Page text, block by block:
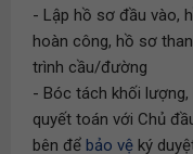
- Lập hồ sơ đầu vào,
hoàn công, hồ sơ
trình cầu/đường
- Bóc tách khối
quyết toán với Chủ
bên để bảo vệ ký